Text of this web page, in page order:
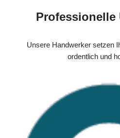
Professionelle
Unsere Handwerker setzen
ordentlich und